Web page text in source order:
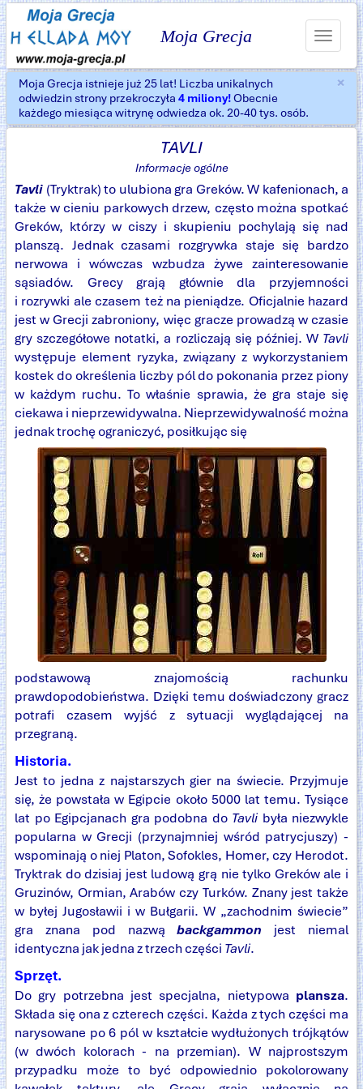
Moja Grecja
Toggle
×
Moja Grecja istnieje już 25 lat! Liczba unikalnych
odwiedzin strony przekroczyła 4 miliony!Obecnie
każdego miesiąca witrynę odwiedza ok. 20-40 tys. osób.
TAVLI
Informacje ogólne
Tavli (Tryktrak) to ulubiona gra Greków. W kafenionach, a
także w cieniu parkowych drzew, często można spotkać
Greków, którzy w ciszy i skupieniu pochylają się nad
planszą. Jednak czasami rozgrywka staje się bardzo
nerwowa i wówczas wzbudza żywe zainteresowanie
sąsiadów. Grecy grają głównie dla przyjemności
i rozrywki ale czasem też na pieniądze. Oficjalnie hazard
jest w Grecji zabroniony, więc gracze prowadzą w czasie
gry szczegółowe notatki, a rozliczają się później. W Tavli
występuje element ryzyka, związany z wykorzystaniem
kostek do określenia liczby pól do pokonania przez piony
w każdym ruchu. To właśnie sprawia, że gra staje się
ciekawa i nieprzewidywalna. Nieprzewidywalność można
jednak trochę ograniczyć, posiłkując się
podstawową znajomością rachunku
prawdopodobieństwa. Dzięki temu doświadczony gracz
potrafi czasem wyjść z sytuacji wyglądającej na
przegraną.
Historia.
Jest to jedna z najstarszych gier na świecie. Przyjmuje
się, że powstała w Egipcie około 5000 lat temu. Tysiące
lat po Egipcjanach gra podobna do Tavli była niezwykle
popularna w Grecji (przynajmniej wśród patrycjuszy) -
wspominają o niej Platon, Sofokles, Homer, czy Herodot.
Tryktrak do dzisiaj jest ludową grą nie tylko Greków ale i
Gruzinów, Ormian, Arabów czy Turków. Znany jest także
w byłej Jugosławii i w Bułgarii. W „zachodnim świecie”
gra znana pod nazwąbackgammon jest niemal
identyczna jak jedna z trzech części Tavli.
Sprzęt.
Do gry potrzebna jest specjalna, nietypowa plansza.
Składa się ona z czterech części. Każda z tych części ma
narysowane po 6 pól w kształcie wydłużonych trójkątów
(w dwóch kolorach - na przemian). W najprostszym
przypadku może to być odpowiednio pokolorowany